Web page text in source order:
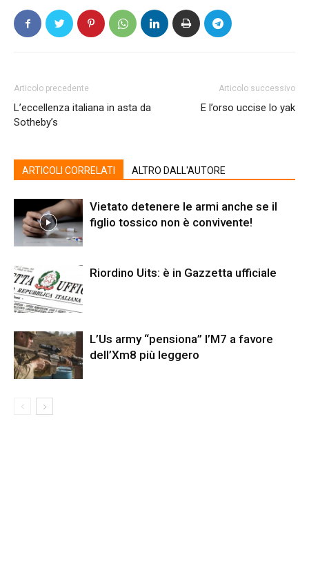
Articolo precedente
L’eccellenza italiana in asta da
Sotheby’s
Articolo successivo
E l’orso uccise lo yak
ARTICOLI CORRELATI ALTRO DALL'AUTORE
Vietato detenere le armi anche se il
figlio tossico non è convivente!
Riordino Uits: è in Gazzetta ufficiale
L’Us army “pensiona” l’M7 a favore
dell’Xm8 più leggero